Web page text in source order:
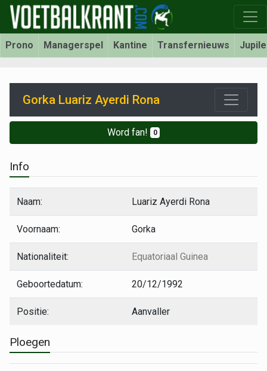
Prono Managerspel Kantine Transfernieuws
Gorka Luariz Ayerdi Rona
Word fan! 0
Info
Naam: Luariz Ayerdi Rona
Voornaam: Gorka
Nationaliteit: Equatoriaal Guinea
Geboortedatum: 20/12/1992
Positie: Aanvaller
Ploegen